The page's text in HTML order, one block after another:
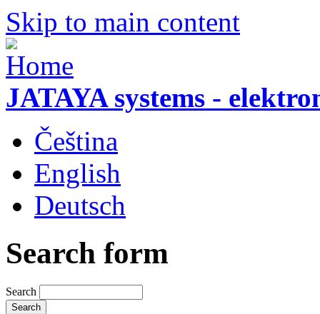
Skip to main content
JATAYA systems -
Čeština
English
Deutsch
Search form
Search